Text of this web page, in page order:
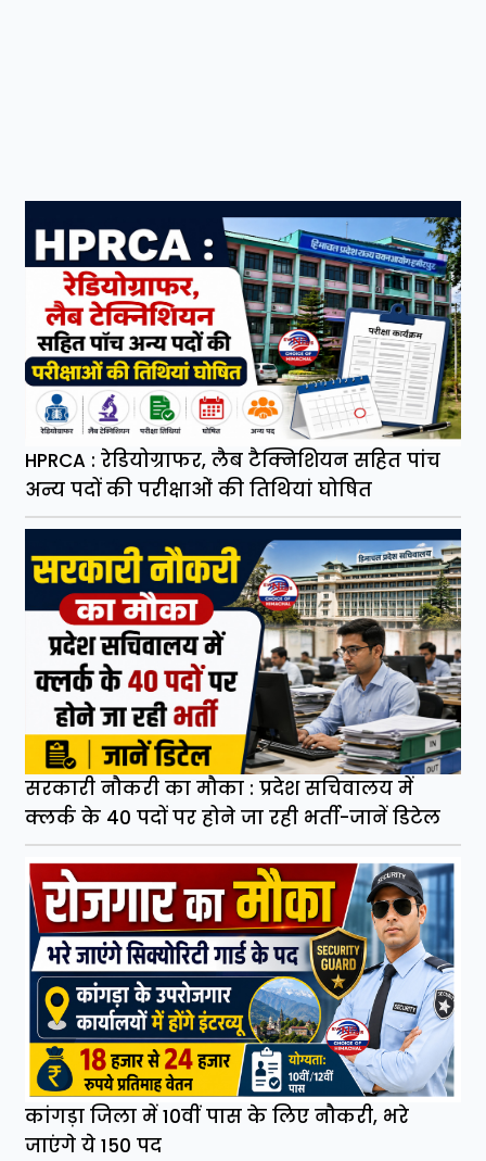
HPRCA : रेडियोग्राफर, लैब टैक्निशियन सहित पांच
अन्य पदों की परीक्षाओं की तिथियां घोषित
सरकारी नौकरी का मौका : प्रदेश सचिवालय में
क्लर्क के 40 पदों पर होने जा रही भर्ती-जानें डिटेल
कांगड़ा जिला में 10वीं पास के लिए नौकरी, भरे
जाएंगे ये 150 पद